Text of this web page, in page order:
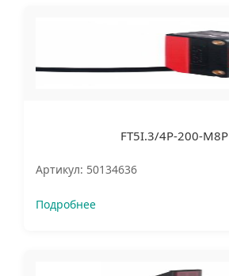
FT5I.3/4P-200-
Артикул: 50134636
Подробнее